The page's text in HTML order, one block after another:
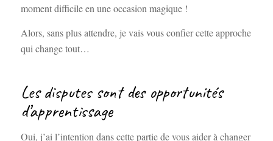
moment difficile en une occasion magique !
Alors, sans plus attendre, je vais vous confier cette approche
qui change tout…
Les disputes sont des opportunités
d’apprentissage
Oui, j’ai l’intention dans cette partie de vous aider à changer